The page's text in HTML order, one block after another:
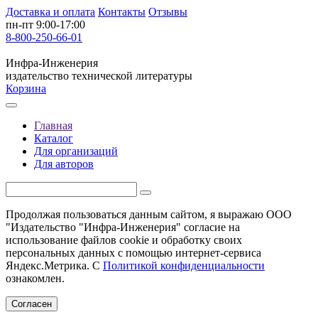
Доставка и оплата Контакты Отзывы
пн-пт 9:00-17:00
8-800-250-66-01
Инфра-Инженерия
издательство технической литературы
Корзина
Главная
Каталог
Для организаций
Для авторов
Продолжая пользоваться данным сайтом, я выражаю ООО
"Издательство "Инфра-Инженерия" согласие на
использование файлов cookie и обработку своих
персональных данных с помощью интернет-сервиса
Яндекс.Метрика. С Политикой конфиденциальности
ознакомлен.
Согласен